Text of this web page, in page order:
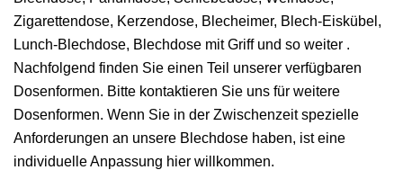
Zigarettendose, Kerzendose, Blecheimer, Blech-Eiskübel,
Lunch-Blechdose, Blechdose mit Griff und so weiter .
Nachfolgend finden Sie einen Teil unserer verfügbaren
Dosenformen. Bitte kontaktieren Sie uns für weitere
Dosenformen. Wenn Sie in der Zwischenzeit spezielle
Anforderungen an unsere Blechdose haben, ist eine
individuelle Anpassung hier willkommen.